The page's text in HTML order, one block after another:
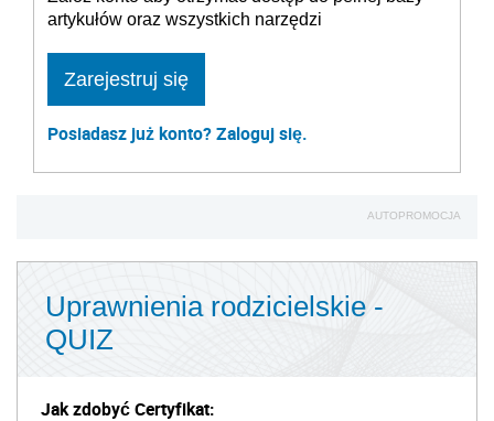
artykułów oraz wszystkich narzędzi
Zarejestruj się
Posiadasz już konto? Zaloguj się.
AUTOPROMOCJA
Uprawnienia rodzicielskie -
QUIZ
Jak zdobyć Certyfikat: